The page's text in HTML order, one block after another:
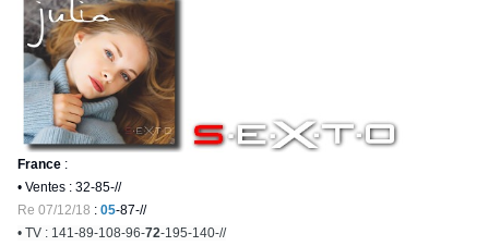
France :
• Ventes : 32-85-//
Re 07/12/18 : 05-87-//
• TV : 141-89-108-96-72-195-140-//